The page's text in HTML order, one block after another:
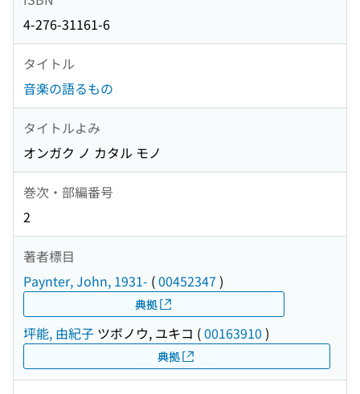
4-276-31161-6
タイトル
音楽の語るもの
タイトルよみ
オンガク ノ カタル モノ
巻次・部編番号
2
著者標目
Paynter, John, 1931- (00452347 )
典拠
坪能, 由紀子 ツボノウ, ユキコ (00163910 )
典拠